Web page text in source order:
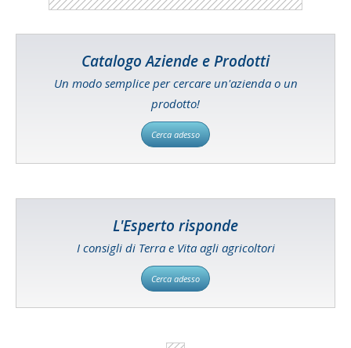
Catalogo Aziende e Prodotti
Un modo semplice per cercare un'azienda o un
prodotto!
Cerca adesso
L'Esperto risponde
I consigli di Terra e Vita agli agricoltori
Cerca adesso